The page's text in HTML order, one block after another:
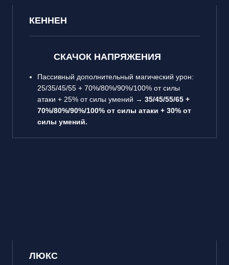
КЕННЕН
СКАЧОК НАПРЯЖЕНИЯ
Пассивный дополнительный магический урон:
25/35/45/55 + 70%/80%/90%/100% от силы
атаки + 25% от силы умений → 35/45/55/65 +
70%/80%/90%/100% от силы атаки + 30% от
силы умений.
ЛЮКС